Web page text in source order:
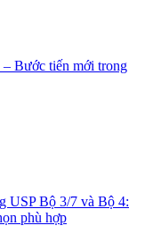
Bước tiến mới trong
USP Bộ 3/7 và Bộ 4:
phù hợp